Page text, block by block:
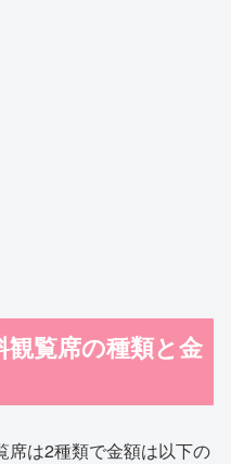
観覧席の種類と金
席は2種類で金額は以下の